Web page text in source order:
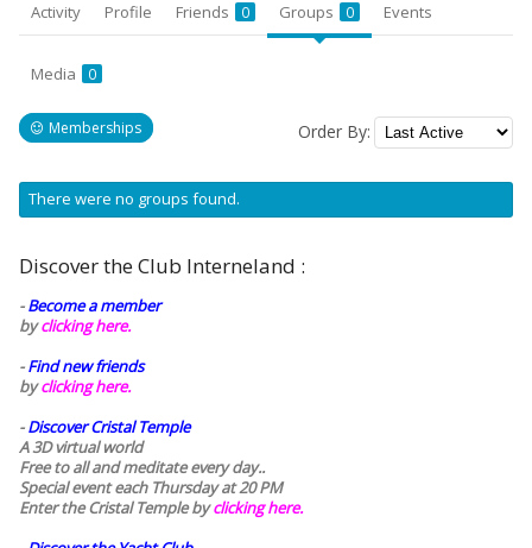
Activity Profile Friends 0 Groups 0 Events
Media 0
Memberships Order By:
Member's
There were no groups found.
Discover the Club Interneland :
-Become a member
byclicking here.
-Find new friends
byclicking here.
-Discover Cristal Temple
A 3D virtual world
Free to all and meditate every day..
Special event each Thursday at 20 PM
Enter the Cristal Temple byclicking here.